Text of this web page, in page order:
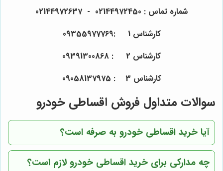
شماره تماس : 02144972450 - 02144972637
کارشناس 1 :09355977769
کارشناس 2 : 09391300868
کارشناس 3 : 09058137975
سوالات متداول فروش اقساطی خودرو
آیا خرید اقساطی خودرو به صرفه است؟
چه مدارکی برای خرید اقساطی خودرو لازم است؟